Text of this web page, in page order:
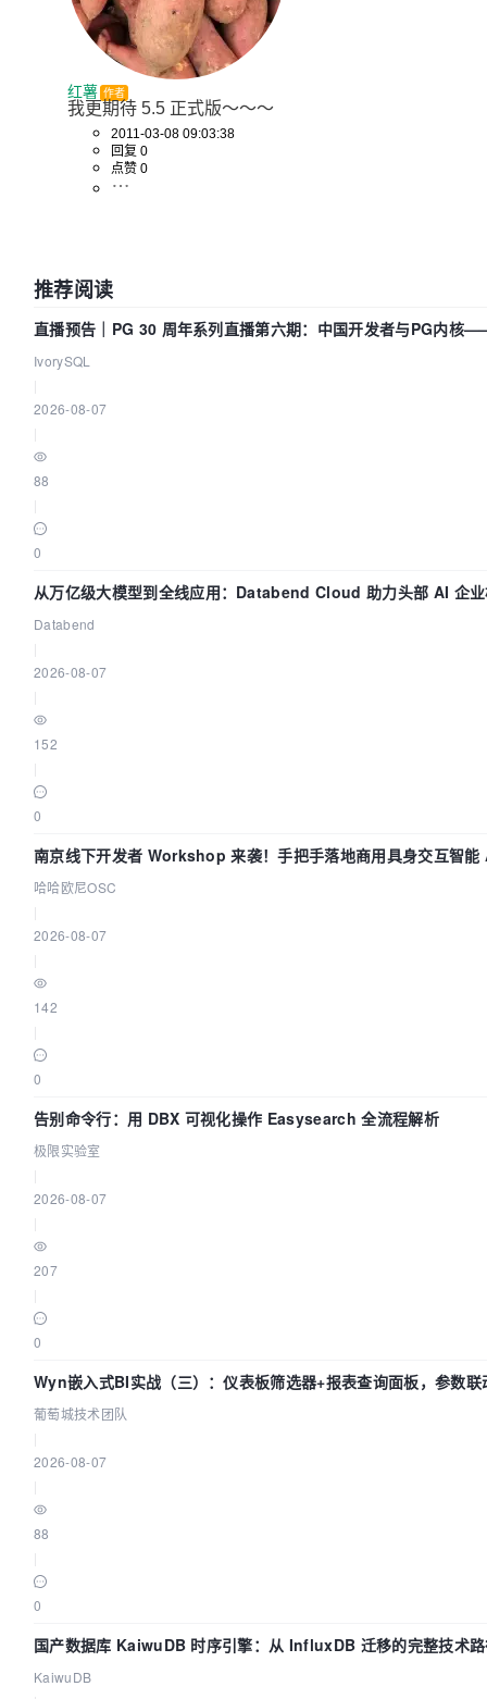
红薯 作者
我更期待 5.5 正式版～～～
2011-03-08 09:03:38
回复 0
点赞 0
推荐阅读
直播预告｜PG 30 周年系列直播第六期：中国开发者与PG内核
吗？我们贡献了什么？
IvorySQL
2026-08-07
88
0
从万亿级大模型到全线应用：Databend Cloud 助力头部 AI 企
Trace 数据管道
Databend
2026-08-07
152
0
南京线下开发者 Workshop 来袭！手把手落地商用具身交互智
哈哈欧尼OSC
2026-08-07
142
0
告别命令行：用 DBX 可视化操作 Easysearch 全流程解析
极限实验室
2026-08-07
207
0
Wyn嵌入式BI实战（三）：仪表板筛选器+报表查询面板，参数联
葡萄城技术团队
2026-08-07
88
0
国产数据库 KaiwuDB 时序引擎：从 InfluxDB 迁移的完整技术
KaiwuDB